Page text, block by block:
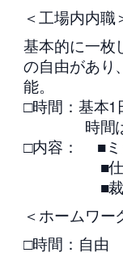
＜工場内内職
基本的に一枚
の自由があり
能。
□時間：基本1
時間は
□内容： ■ミ
■仕
■裁断
＜ホームワー
□時間：自由